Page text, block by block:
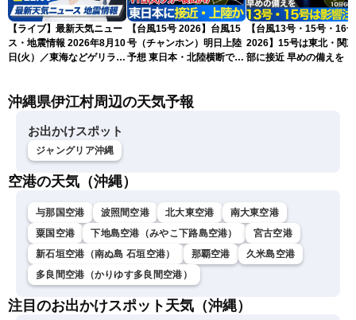
【ライブ】最新天気ニュー
ス・地震情報 2026年8月10
日(火）／東海などゲリラ雷
ュースLiVEコーヒータイ
【台風15号 2026】台風15
号（チャンホン）明日上陸
予想 東日本・北陸横断で大
【台風13号・15号・16号
2026】15号は東北・関
部に接近 早めの備えを（
沖縄県伊江村周辺の天気予報
お出かけスポット
ジャングリア沖縄
空港の天気（沖縄）
与那国空港 波照間空港 北大東空港
南大東空港
粟国空港
下地島空港（みやこ下路島空港）
宮古空港
新石垣空港（南ぬ島 石垣空港）
那覇空港
久米島空港
多良間空港（かりゆす多良間空港）
注目のお出かけスポット天気（沖縄）